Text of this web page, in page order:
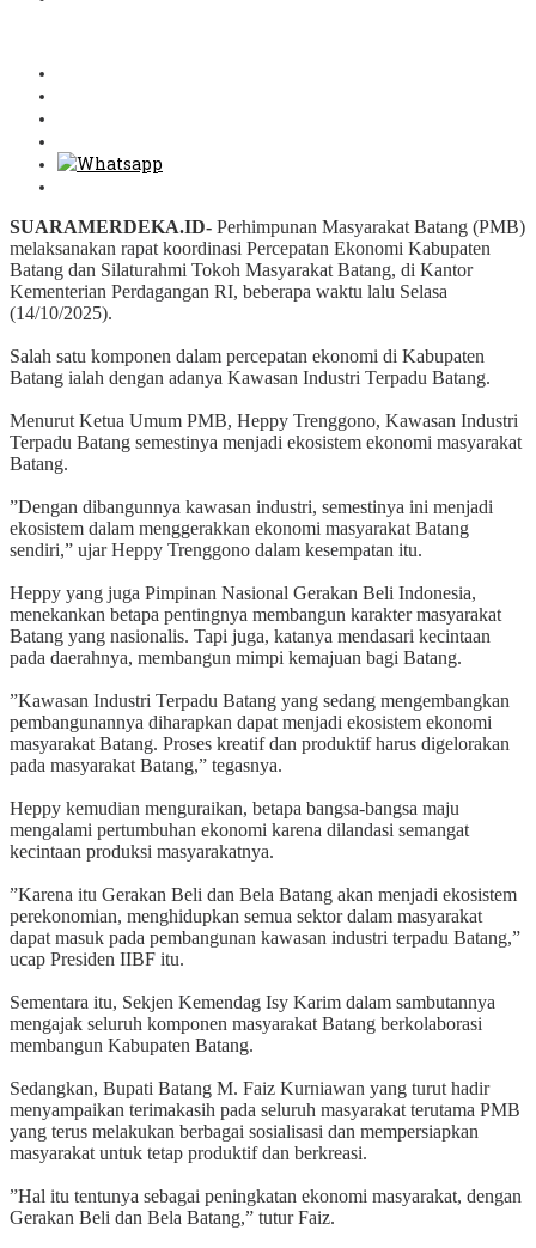
SUARAMERDEKA.ID- Perhimpunan Masyarakat Batang (PMB)
melaksanakan rapat koordinasi Percepatan Ekonomi Kabupaten
Batang dan Silaturahmi Tokoh Masyarakat Batang, di Kantor
Kementerian Perdagangan RI, beberapa waktu lalu Selasa
(14/10/2025).
‎Salah satu komponen dalam percepatan ekonomi di Kabupaten
Batang ialah dengan adanya Kawasan Industri Terpadu Batang.
‎Menurut Ketua Umum PMB, Heppy Trenggono, Kawasan Industri
Terpadu Batang semestinya menjadi ekosistem ekonomi masyarakat
Batang.
‎”Dengan dibangunnya kawasan industri, semestinya ini menjadi
ekosistem dalam menggerakkan ekonomi masyarakat Batang
sendiri,” ujar Heppy Trenggono dalam kesempatan itu.
‎Heppy yang juga Pimpinan Nasional Gerakan Beli Indonesia,
menekankan betapa pentingnya membangun karakter masyarakat
Batang yang nasionalis. Tapi juga, katanya mendasari kecintaan
pada daerahnya, membangun mimpi kemajuan bagi Batang.
‎”Kawasan Industri Terpadu Batang yang sedang mengembangkan
pembangunannya diharapkan dapat menjadi ekosistem ekonomi
masyarakat Batang. Proses kreatif dan produktif harus digelorakan
pada masyarakat Batang,” tegasnya.
‎Heppy kemudian menguraikan, betapa bangsa-bangsa maju
mengalami pertumbuhan ekonomi karena dilandasi semangat
kecintaan produksi masyarakatnya.
‎”Karena itu Gerakan Beli dan Bela Batang akan menjadi ekosistem
perekonomian, menghidupkan semua sektor dalam masyarakat
dapat masuk pada pembangunan kawasan industri terpadu Batang,”
ucap Presiden IIBF itu.
‎Sementara itu, Sekjen Kemendag Isy Karim dalam sambutannya
mengajak seluruh komponen masyarakat Batang berkolaborasi
membangun Kabupaten Batang.
‎Sedangkan, Bupati Batang M. Faiz Kurniawan yang turut hadir
menyampaikan terimakasih pada seluruh masyarakat terutama PMB
yang terus melakukan berbagai sosialisasi dan mempersiapkan
masyarakat untuk tetap produktif dan berkreasi.
‎”Hal itu tentunya sebagai peningkatan ekonomi masyarakat, dengan
Gerakan Beli dan Bela Batang,” tutur Faiz.